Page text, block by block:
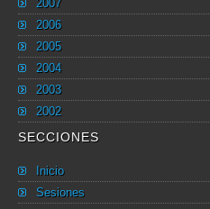
2007
2006
2005
2004
2003
2002
SECCIONES
Inicio
Sesiones